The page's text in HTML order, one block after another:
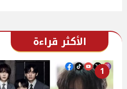
الأكثر قراءة
1